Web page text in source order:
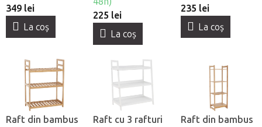
349 lei
La coş
225 lei
La coş
235 lei
La coş
Raft din bambus
Raft cu 3 rafturi
Raft din bambus